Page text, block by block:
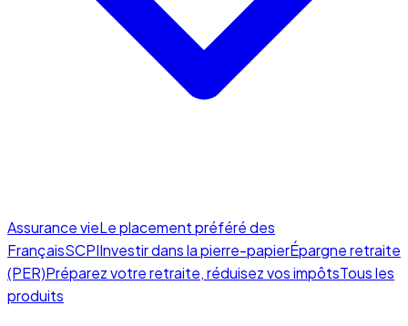
Assurance vieLe placement préféré des
FrançaisSCPIInvestir dans la pierre-papierÉpargne retraite
(PER)Préparez votre retraite, réduisez vos impôtsTous les
produits